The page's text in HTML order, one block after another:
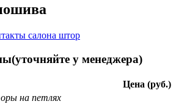
салона штор
у менеджера)
Цена (руб.)
на петлях